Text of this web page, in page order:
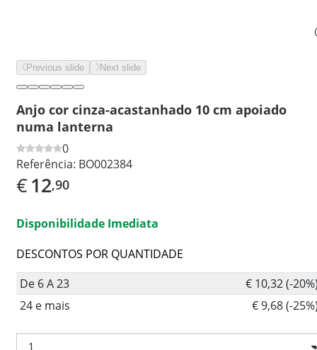
Previous slide Next slide
Anjo cor cinza-acastanhado 10 cm apoiado
numa lanterna
0
Referência: BO002384
€12,90
Disponibilidade Imediata
DESCONTOS POR QUANTIDADE
De 6 A 23
€ 10,32 (-
24 e mais
€ 9,68 (-